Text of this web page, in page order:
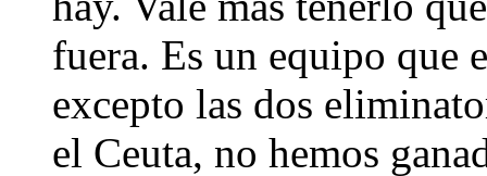
fuera. Es un equipo que
excepto las dos
el Ceuta, no hemos